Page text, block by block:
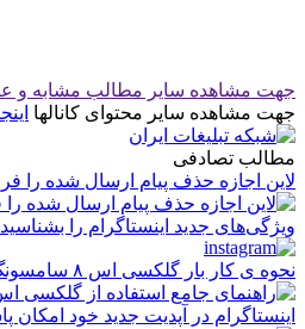
جهت مشاهده سایر مطالب مشابه و
جهت مشاهده سایر محتوای کانالها
مطالب تصادفی
لاین اجازه حذف پیام ارسال شده را
ویژگی‌های جدید اینستاگرام را
نحوه ی کار بار گلکسی اس ۸ سامسونگ
اینستاگرام در آپدیت جدید خود